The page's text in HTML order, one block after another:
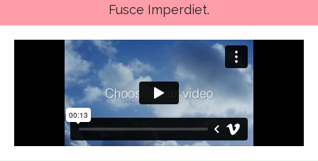
Fusce Imperdiet.